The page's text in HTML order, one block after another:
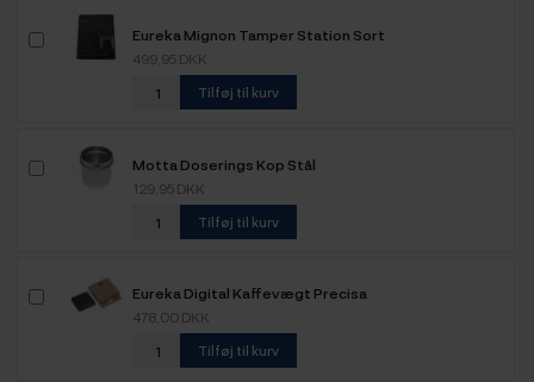
Eureka Mignon Tamper Station Sort
499,95 DKK
Tilføj til kurv
Motta Doserings Kop Stål
129,95 DKK
Tilføj til kurv
Eureka Digital Kaffevægt Precisa
478,00 DKK
Tilføj til kurv